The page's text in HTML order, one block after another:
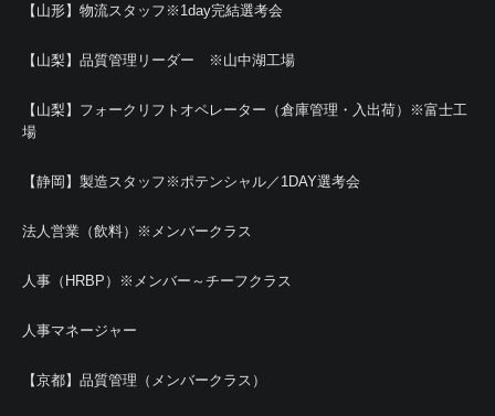
【山形】物流スタッフ※1day完結選考会
【山梨】品質管理リーダー ※山中湖工場
【山梨】フォークリフトオペレーター（倉庫管理・入出荷）※富士工
場
【静岡】製造スタッフ※ポテンシャル／1DAY選考会
法人営業（飲料）※メンバークラス
人事（HRBP）※メンバー～チーフクラス
人事マネージャー
【京都】品質管理（メンバークラス）